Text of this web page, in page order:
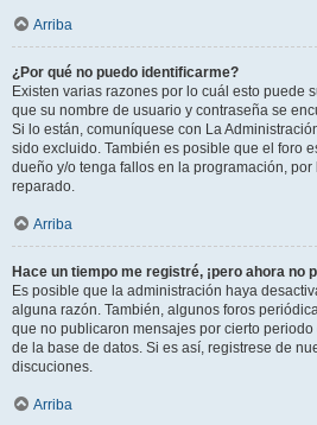
Arriba
¿Por qué no puedo identificarme?
Existen varias razones por lo cuál esto puede
que su nombre de usuario y contraseña se
Si lo están, comuníquese con La
sido excluido. También es posible que el foro
dueño y/o tenga fallos en la programación,
reparado.
Arriba
Hace un tiempo me registré, ¡pero ahora no
Es posible que la administración haya
alguna razón. También, algunos foros
que no publicaron mensajes por cierto
de la base de datos. Si es así, registrese de
discuciones.
Arriba